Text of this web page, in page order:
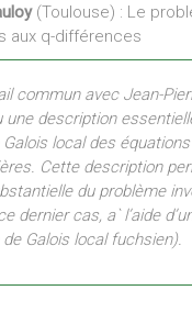
(Toulouse) : Le
aux q-différences
commun avec Jean-
une description
local des
Cette description
du problème
dernier cas, a` l’aide
Galois local fuchsien).